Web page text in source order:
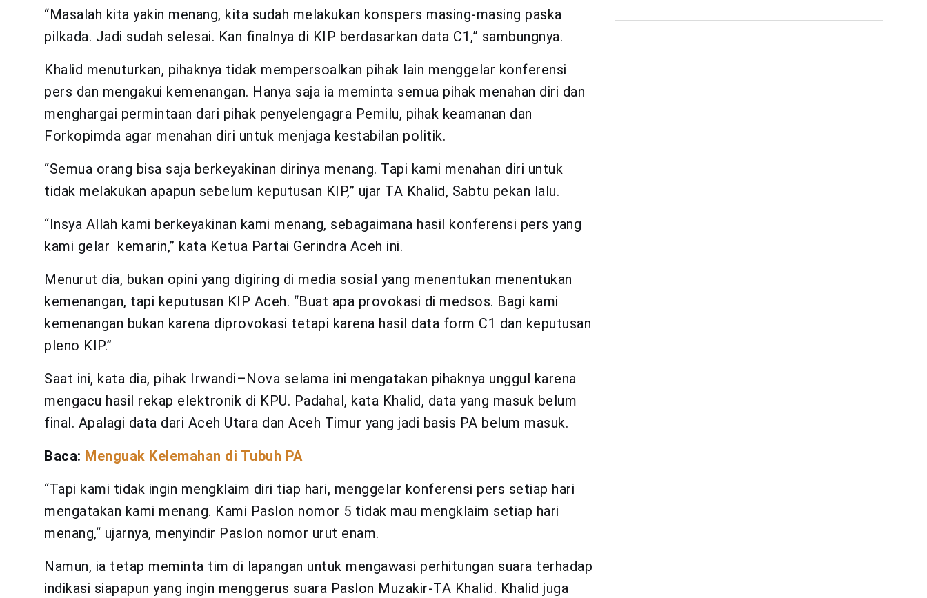
“Masalah kita yakin menang, kita sudah melakukan konspers masing-masing paska
pilkada. Jadi sudah selesai. Kan finalnya di KIP berdasarkan data C1,” sambungnya.
Khalid menuturkan, pihaknya tidak mempersoalkan pihak lain menggelar konferensi
pers dan mengakui kemenangan. Hanya saja ia meminta semua pihak menahan diri dan
menghargai permintaan dari pihak penyelengagra Pemilu, pihak keamanan dan
Forkopimda agar menahan diri untuk menjaga kestabilan politik.
“Semua orang bisa saja berkeyakinan dirinya menang. Tapi kami menahan diri untuk
tidak melakukan apapun sebelum keputusan KIP,” ujar TA Khalid, Sabtu pekan lalu.
“Insya Allah kami berkeyakinan kami menang, sebagaimana hasil konferensi pers yang
kami gelar kemarin,” kata Ketua Partai Gerindra Aceh ini.
Menurut dia, bukan opini yang digiring di media sosial yang menentukan menentukan
kemenangan, tapi keputusan KIP Aceh. “Buat apa provokasi di medsos. Bagi kami
kemenangan bukan karena diprovokasi tetapi karena hasil data form C1 dan keputusan
pleno KIP.”
Saat ini, kata dia, pihak Irwandi–Nova selama ini mengatakan pihaknya unggul karena
mengacu hasil rekap elektronik di KPU. Padahal, kata Khalid, data yang masuk belum
final. Apalagi data dari Aceh Utara dan Aceh Timur yang jadi basis PA belum masuk.
Baca: Menguak Kelemahan di Tubuh PA
“Tapi kami tidak ingin mengklaim diri tiap hari, menggelar konferensi pers setiap hari
mengatakan kami menang. Kami Paslon nomor 5 tidak mau mengklaim setiap hari
menang,“ ujarnya, menyindir Paslon nomor urut enam.
Namun, ia tetap meminta tim di lapangan untuk mengawasi perhitungan suara terhadap
indikasi siapapun yang ingin menggerus suara Paslon Muzakir-TA Khalid. Khalid juga